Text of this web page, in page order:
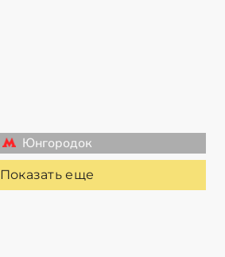
Юнгородок
Показать еще